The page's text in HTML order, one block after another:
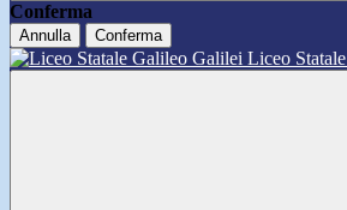
Conferma
Annulla Conferma
Liceo Statale